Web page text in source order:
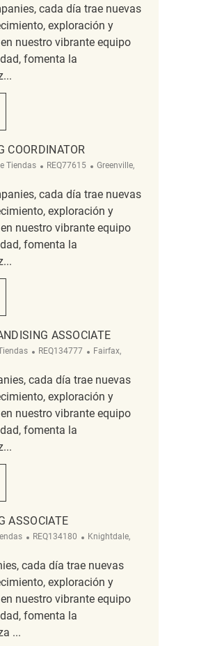
cada día trae nuevas
exploración y
nuestro vibrante equipo
fomenta la
Coordinator REQ62269
Coordinator
COORDINATOR
Tiendas ReqId
REQ77615 Ubicación
Greenville,
cada día trae nuevas
exploración y
nuestro vibrante equipo
fomenta la
Coordinator REQ77615
Coordinator
ASSOCIATE
ReqId
REQ134777 Ubicación
Fairfax,
cada día trae nuevas
exploración y
nuestro vibrante equipo
fomenta la
Associate REQ134777
Merchandising Associate
ASSOCIATE
ReqId
REQ134180 Ubicación
Knightdale,
cada día trae nuevas
exploración y
nuestro vibrante equipo
fomenta la
...